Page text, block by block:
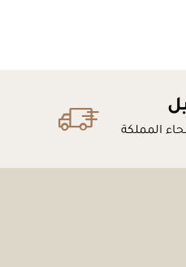
المملكة